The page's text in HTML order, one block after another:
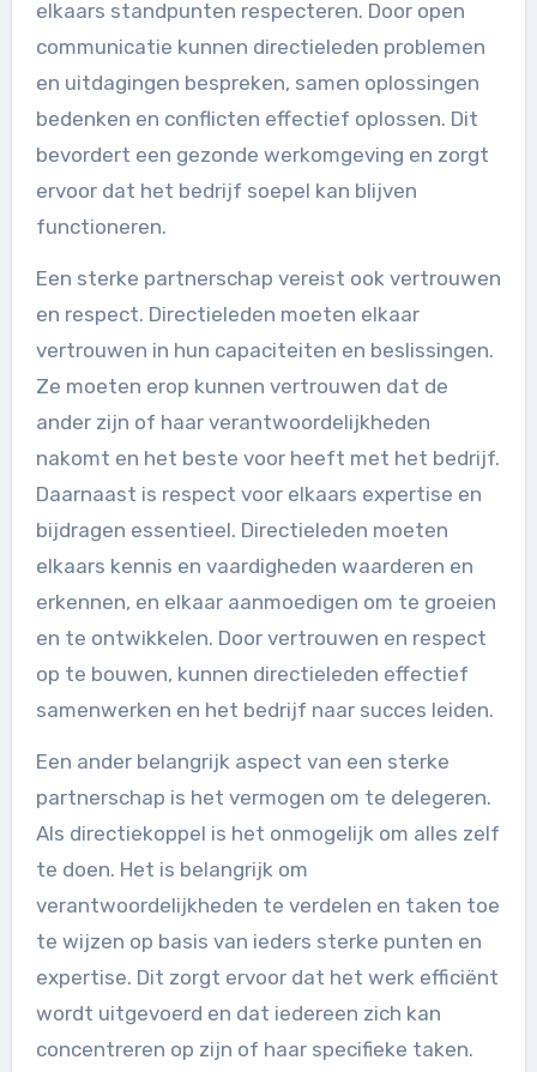
elkaars standpunten respecteren. Door open
communicatie kunnen directieleden problemen
en uitdagingen bespreken, samen oplossingen
bedenken en conflicten effectief oplossen. Dit
bevordert een gezonde werkomgeving en zorgt
ervoor dat het bedrijf soepel kan blijven
functioneren.
Een sterke partnerschap vereist ook vertrouwen
en respect. Directieleden moeten elkaar
vertrouwen in hun capaciteiten en beslissingen.
Ze moeten erop kunnen vertrouwen dat de
ander zijn of haar verantwoordelijkheden
nakomt en het beste voor heeft met het bedrijf.
Daarnaast is respect voor elkaars expertise en
bijdragen essentieel. Directieleden moeten
elkaars kennis en vaardigheden waarderen en
erkennen, en elkaar aanmoedigen om te groeien
en te ontwikkelen. Door vertrouwen en respect
op te bouwen, kunnen directieleden effectief
samenwerken en het bedrijf naar succes leiden.
Een ander belangrijk aspect van een sterke
partnerschap is het vermogen om te delegeren.
Als directiekoppel is het onmogelijk om alles zelf
te doen. Het is belangrijk om
verantwoordelijkheden te verdelen en taken toe
te wijzen op basis van ieders sterke punten en
expertise. Dit zorgt ervoor dat het werk efficiënt
wordt uitgevoerd en dat iedereen zich kan
concentreren op zijn of haar specifieke taken.